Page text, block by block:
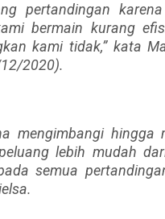
pertandingan
bermain kurang
kami tidak,” kata
2020).
mengimbangi hingga
lebih mudah
semua